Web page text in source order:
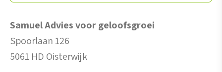
Samuel Advies voor geloofsgroei
Spoorlaan 126
5061 HD Oisterwijk